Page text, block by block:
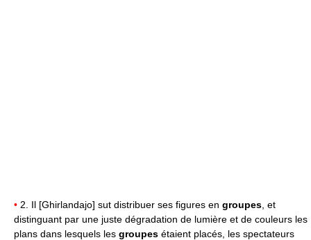
• 2. Il [Ghirlandajo] sut distribuer ses figures en groupes , et
distinguant par une juste dégradation de lumière et de couleurs les
plans dans lesquels les groupes étaient placés, les spectateurs